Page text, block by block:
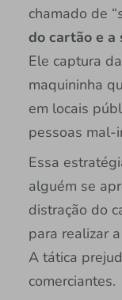
chamado de “
do cartão e a
Ele captura
maquininha
em locais
pessoas mal-
Essa
alguém se
distração do
para realizar
A tática
comerciantes.